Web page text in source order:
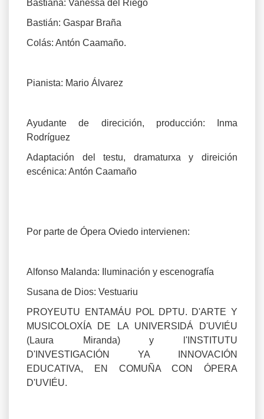
Bastiana: Vanessa del Riego
Bastián: Gaspar Braña
Colás: Antón Caamaño.
Pianista: Mario Álvarez
Ayudante de direcición, producción: Inma
Rodríguez
Adaptación del testu, dramaturxa y direición
escénica: Antón Caamaño
Por parte de Ópera Oviedo intervienen:
Alfonso Malanda: Iluminación y escenografía
Susana de Dios: Vestuariu
PROYEUTU ENTAMÁU POL DPTU. D'ARTE Y
MUSICOLOXÍA DE LA UNIVERSIDÁ D'UVIÉU
(Laura Miranda) y l'INSTITUTU
D'INVESTIGACIÓN YA INNOVACIÓN
EDUCATIVA, EN COMUÑA CON ÓPERA
D'UVIÉU.